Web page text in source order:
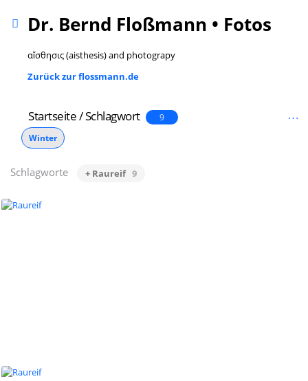
Dr. Bernd Floßmann • Fotos
αἴσθησις (aisthesis) and photograpy
Zurück zur flossmann.de
Startseite/Schlagwort
9
Winter
Schlagworte + Raureif 9